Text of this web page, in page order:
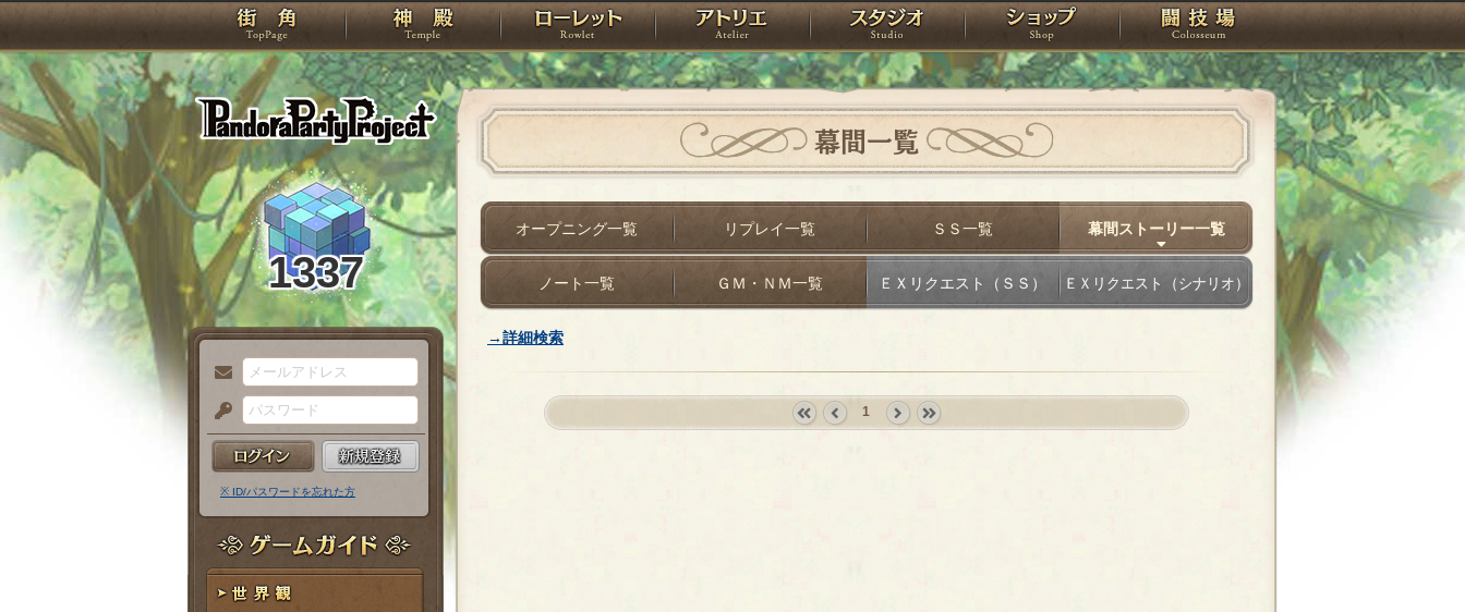
PandoraPartyProject
TOP 神殿 ローレット アトリエ スタジオ ショップ 闘技場
1337
メ
ー
ル
ア
ド
レ
ス
パ
ス
ー
ド
※ ID/パスワードを忘れた方
ゲームガイド
幕間一覧
オープニング一覧 リプレイ一覧 ＳＳ一覧 幕間ストーリー一覧
ノート一覧 ＧＭ・ＮＭ一覧 ＥＸリクエスト（ＳＳ） ＥＸリクエスト（シナリオ）
→詳細検索
1